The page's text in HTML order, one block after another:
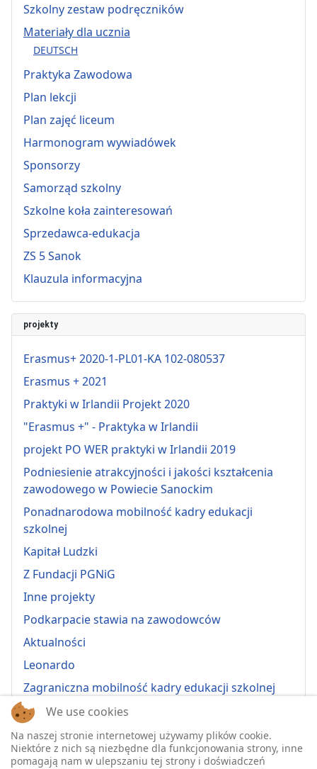
Szkolny zestaw podręczników
Materiały dla ucznia
DEUTSCH
Praktyka Zawodowa
Plan lekcji
Plan zajęć liceum
Harmonogram wywiadówek
Sponsorzy
Samorząd szkolny
Szkolne koła zainteresowań
Sprzedawca-edukacja
ZS 5 Sanok
Klauzula informacyjna
projekty
Erasmus+ 2020-1-PL01-KA 102-080537
Erasmus + 2021
Praktyki w Irlandii Projekt 2020
"Erasmus +" - Praktyka w Irlandii
projekt PO WER praktyki w Irlandii 2019
Podniesienie atrakcyjności i jakości kształcenia
zawodowego w Powiecie Sanockim
Ponadnarodowa mobilność kadry edukacji
szkolnej
Kapitał Ludzki
Z Fundacji PGNiG
Inne projekty
Podkarpacie stawia na zawodowców
Aktualności
Leonardo
Zagraniczna mobilność kadry edukacji szkolnej
Erasmus+ 2022-1-PL01-KA121-VET-000064815
Erasmus + 2022-1-PL01-KA121-SCH-000064635
Erasmus + 2023-1-PL01-KA121-SCH-000135484
We use cookies
Na naszej stronie internetowej używamy plików cookie.
Niektóre z nich są niezbędne dla funkcjonowania strony, inne
pomagają nam w ulepszaniu tej strony i doświadczeń